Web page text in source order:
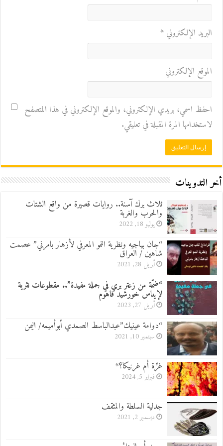
البريد الإلكتروني*
الموقع الإلكتروني
احفظ اسمي، بريدي الإلكتروني، والموقع الإلكتروني في هذا المتصفح
لاستخدامها المرة المقبلة في تعليقي.
أخر التدوينات
ثلاث برك آسنة.. روايات قصيرة من واقع الشتات
والحرب والغربة
يوليو 18, 2022
“جان بياجيه ونظرية النمو المعرفي لأزهار بامرني” عصمت
شاهين / العراق
أبريل 28, 2021
“ضمّة من زعتر بري في جملة مفيدة”.. مقطوعات نثرية
لإيناس خورشيد فاهوم
أبريل 27, 2023
“دوامة عينيك”عبدالباسط الصمدي أبوأميمه/ اليمن
سبتمبر 10, 2021
غزّة أم غرنيكا؟*
فبراير 5, 2024
جدلية السلطة والمثقف
ديسمبر 2, 2021